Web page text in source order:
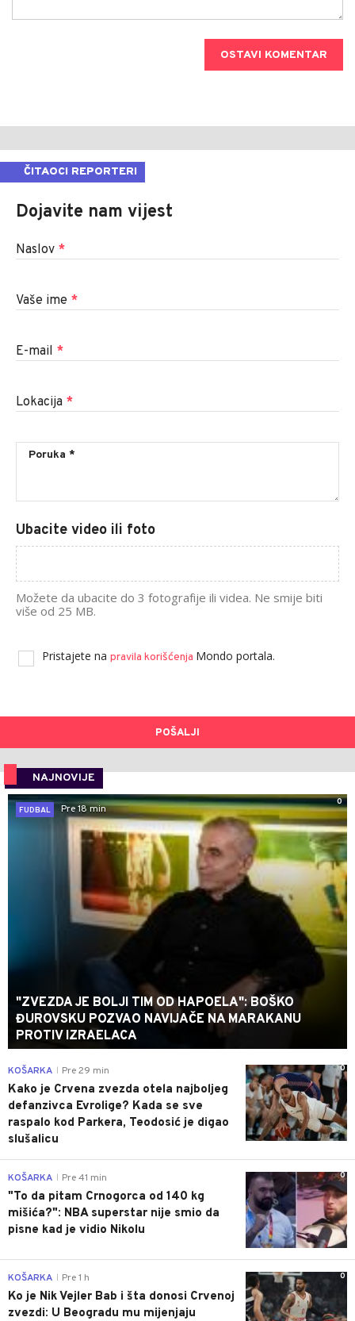
OSTAVI KOMENTAR
ČITAOCI REPORTERI
Dojavite nam vijest
Naslov *
Vaše ime *
E-mail *
Lokacija *
Ubacite video ili foto
Možete da ubacite do 3 fotografije ili videa. Ne smije biti
više od 25 MB.
Pristajete na pravila korišćenja Mondo portala.
POŠALJI
NAJNOVIJE
0
FUDBAL
Pre 18 min
"ZVEZDA JE BOLJI TIM OD HAPOELA": BOŠKO
ĐUROVSKU POZVAO NAVIJAČE NA MARAKANU
PROTIV IZRAELACA
0
KOŠARKA Pre 29 min
Kako je Crvena zvezda otela najboljeg
defanzivca Evrolige? Kada se sve
raspalo kod Parkera, Teodosić je digao
slušalicu
0
KOŠARKA Pre 41 min
"To da pitam Crnogorca od 140 kg
mišića?": NBA superstar nije smio da
pisne kad je vidio Nikolu
0
KOŠARKA Pre 1 h
Ko je Nik Vejler Bab i šta donosi Crvenoj
zvezdi: U Beogradu mu mijenjaju